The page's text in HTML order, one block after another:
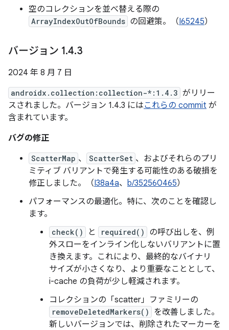
空のコレクションを並べ替える際の
ArrayIndexOutOfBounds の回避策。（I65245）
バージョン 1.4.3
2024 年 8 月 7 日
androidx.collection:collection-*:1.4.3 がリリー
スされました。バージョン 1.4.3 にはこれらの commit が
含まれています。
バグの修正
ScatterMap 、 ScatterSet 、およびそれらのプリ
ミティブ バリアントで発生する可能性のある破損を
修正しました。（I38a4a、 b/352560465）
パフォーマンスの最適化。特に、次のことを確認し
ます。
check() と required()
の呼び出しを、例
外スローをインライン化しないバリアントに置
き換えます。これにより、最終的なバイナリ
サイズが小さくなり、より重要なこととして、
i-cache の負荷が少し軽減されます。
コレクションの「scatter」ファミリーの
removeDeletedMarkers()
を改善しました。
新しいバージョンでは、削除されたマーカーを